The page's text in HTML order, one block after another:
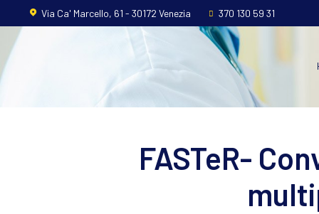
Via Ca' Marcello, 61 - 30172 Venezia 370 130 59 31
Home
FASTeR-